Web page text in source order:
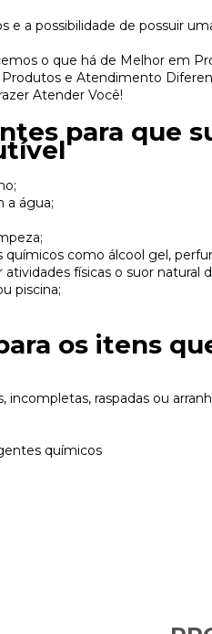
e a possibilidade de possuir
o que há de Melhor em
e Atendimento
Atender Você!
para que
a água;
como álcool gel,
físicas o suor natural
piscina;
os itens
incompletas, raspadas ou
químicos